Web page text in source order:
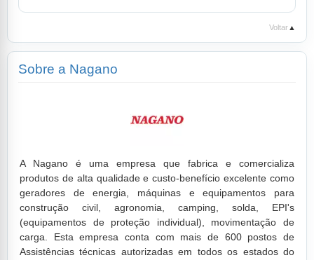
Voltar ▲
Sobre a Nagano
A Nagano é uma empresa que fabrica e comercializa
produtos de alta qualidade e custo-benefício excelente como
geradores de energia, máquinas e equipamentos para
construção civil, agronomia, camping, solda, EPI's
(equipamentos de proteção individual), movimentação de
carga. Esta empresa conta com mais de 600 postos de
Assistências técnicas autorizadas em todos os estados do